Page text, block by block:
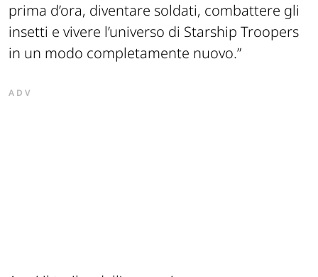
prima d’ora, diventare soldati, combattere gli
insetti e vivere l’universo di Starship Troopers
in un modo completamente nuovo.”
ADV